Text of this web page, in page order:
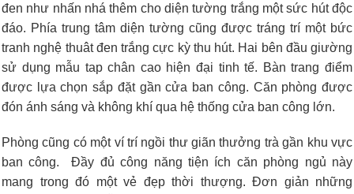
đen như nhấn nhá thêm cho diện tường trắng một sức hút độc
đáo. Phía trung tâm diện tường cũng được tráng trí một bức
tranh nghệ thuât đen trắng cực kỳ thu hút. Hai bên đầu giường
sử dụng mẫu tap chân cao hiện đại tinh tế. Bàn trang điểm
được lựa chọn sắp đặt gần cửa ban công. Căn phòng được
đón ánh sáng và không khí qua hệ thống cửa ban công lớn.
Phòng cũng có một ví trí ngồi thư giãn thưởng trà gần khu vực
ban công. Đầy đủ công năng tiện ích căn phòng ngủ này
mang trong đó một vẻ đẹp thời thượng. Đơn giản những